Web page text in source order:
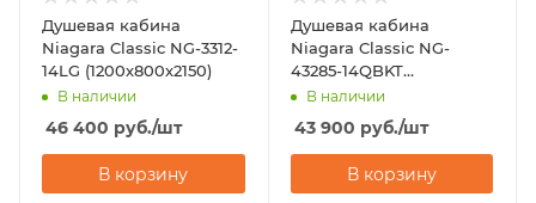
Душевая кабина
Niagara Classic NG-3312-
14LG (1200х800х2150)
В наличии
46 400 руб./шт
В корзину
Душевая кабина
Niagara Classic NG-
43285-14QBKT
(1200х800х2100-2400)
В наличии
43 900 руб./шт
В корзину